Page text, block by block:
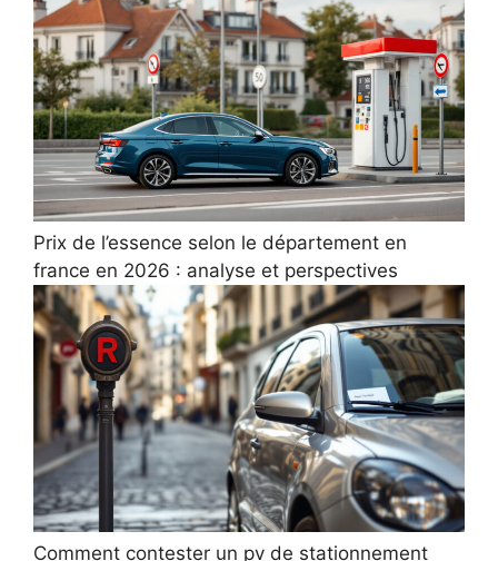
Prix de l’essence selon le département en
france en 2026 : analyse et perspectives
Comment contester un pv de stationnement